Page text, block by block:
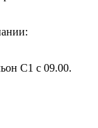
С1 с 09.00.